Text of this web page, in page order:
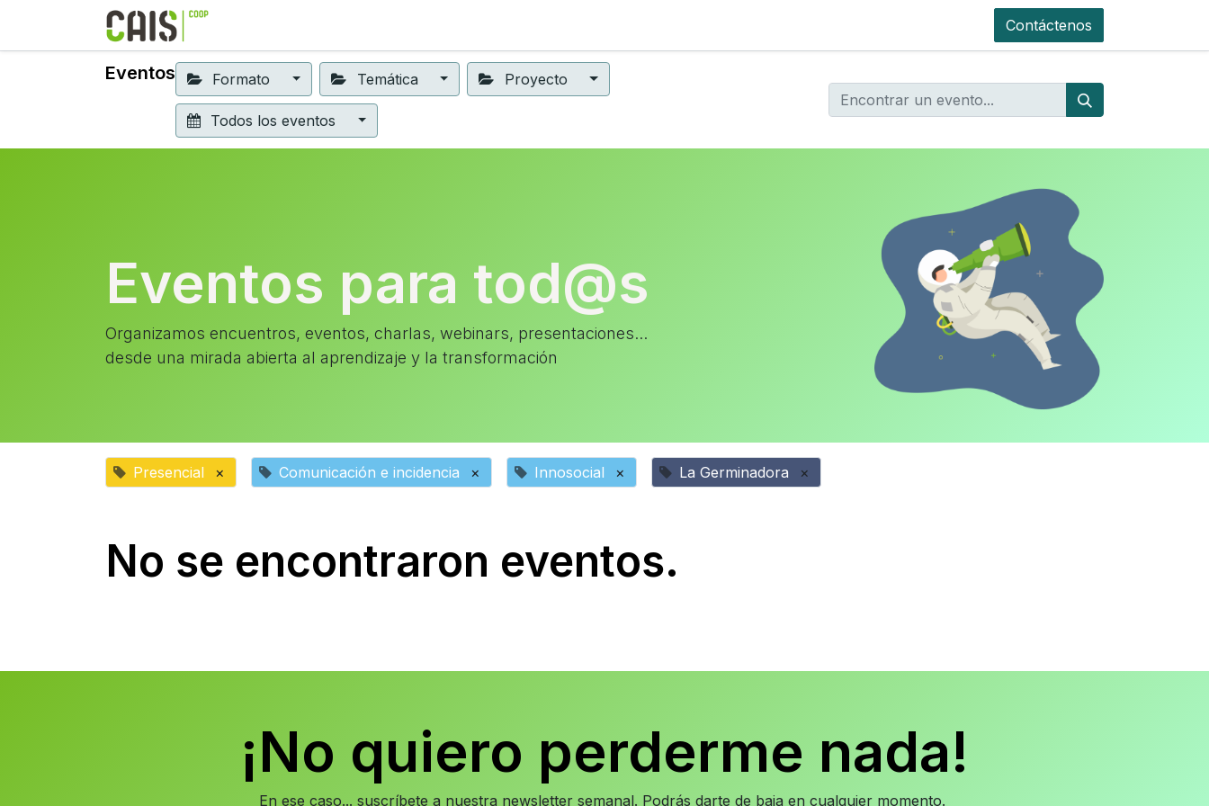
Contáctenos
Eventos Formato Temática Proyecto
Todos los eventos
Eventos para tod@s
Organizamos encuentros, eventos, charlas, webinars, presentaciones...
desde una mirada abierta al aprendizaje y la transformación
Presencial × Comunicación e incidencia × Innosocial × La Germinadora ×
No se encontraron eventos.
¡No quiero perderme nada!
En ese caso... suscríbete a nuestra newsletter semanal. Podrás darte de baja en cualquier momento.